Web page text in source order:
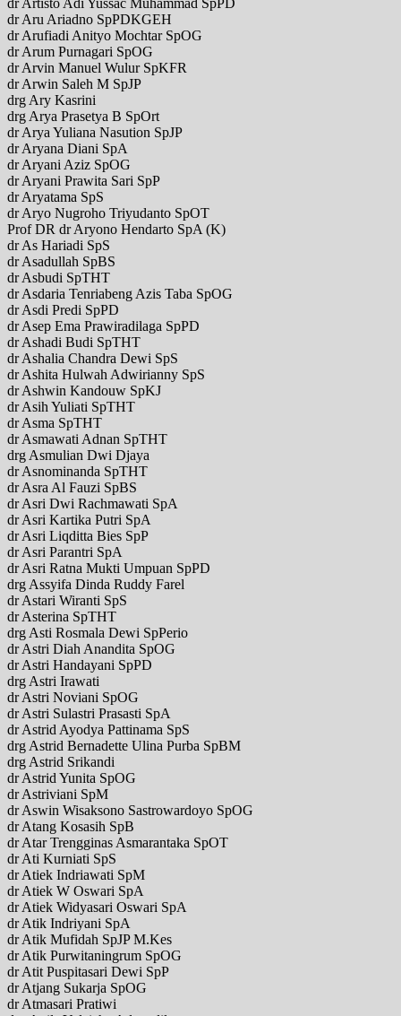
dr Artisto Adi Yussac Muhammad SpPD
dr Aru Ariadno SpPDKGEH
dr Arufiadi Anityo Mochtar SpOG
dr Arum Purnagari SpOG
dr Arvin Manuel Wulur SpKFR
dr Arwin Saleh M SpJP
drg Ary Kasrini
drg Arya Prasetya B SpOrt
dr Arya Yuliana Nasution SpJP
dr Aryana Diani SpA
dr Aryani Aziz SpOG
dr Aryani Prawita Sari SpP
dr Aryatama SpS
dr Aryo Nugroho Triyudanto SpOT
Prof DR dr Aryono Hendarto SpA (K)
dr As Hariadi SpS
dr Asadullah SpBS
dr Asbudi SpTHT
dr Asdaria Tenriabeng Azis Taba SpOG
dr Asdi Predi SpPD
dr Asep Ema Prawiradilaga SpPD
dr Ashadi Budi SpTHT
dr Ashalia Chandra Dewi SpS
dr Ashita Hulwah Adwirianny SpS
dr Ashwin Kandouw SpKJ
dr Asih Yuliati SpTHT
dr Asma SpTHT
dr Asmawati Adnan SpTHT
drg Asmulian Dwi Djaya
dr Asnominanda SpTHT
dr Asra Al Fauzi SpBS
dr Asri Dwi Rachmawati SpA
dr Asri Kartika Putri SpA
dr Asri Liqditta Bies SpP
dr Asri Parantri SpA
dr Asri Ratna Mukti Umpuan SpPD
drg Assyifa Dinda Ruddy Farel
dr Astari Wiranti SpS
dr Asterina SpTHT
drg Asti Rosmala Dewi SpPerio
dr Astri Diah Anandita SpOG
dr Astri Handayani SpPD
drg Astri Irawati
dr Astri Noviani SpOG
dr Astri Sulastri Prasasti SpA
dr Astrid Ayodya Pattinama SpS
drg Astrid Bernadette Ulina Purba SpBM
drg Astrid Srikandi
dr Astrid Yunita SpOG
dr Astriviani SpM
dr Aswin Wisaksono Sastrowardoyo SpOG
dr Atang Kosasih SpB
dr Atar Trengginas Asmarantaka SpOT
dr Ati Kurniati SpS
dr Atiek Indriawati SpM
dr Atiek W Oswari SpA
dr Atiek Widyasari Oswari SpA
dr Atik Indriyani SpA
dr Atik Mufidah SpJP M.Kes
dr Atik Purwitaningrum SpOG
dr Atit Puspitasari Dewi SpP
dr Atjang Sukarja SpOG
dr Atmasari Pratiwi